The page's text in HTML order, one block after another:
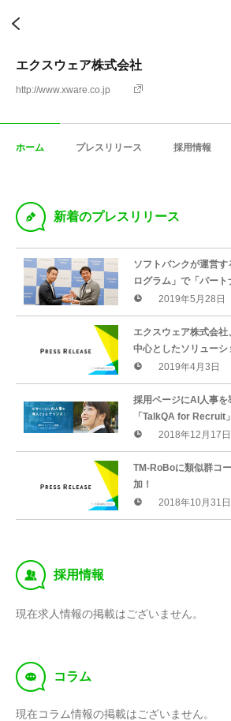
エクスウェア株式会社
http://www.xware.co.jp
ホーム プレスリリース 採用情報
D 新着のプレスリリース
ソフトバンクが運営
ログラム」で「パー
ー」を受賞2019年5月28日
エクスウェア株式会
中心としたソリュ
28回 Japan IT WEEK
出展のお知らせ
2019年4月3日
採用ページにAI人事を
「TalkQA for Recruit
2018年12月17日
TM-RoBoに類似群コ
加！
2018年10月31日
‰ 採用情報
現在求人情報の掲載はございません。
f コラム
現在コラム情報の掲載はございません。